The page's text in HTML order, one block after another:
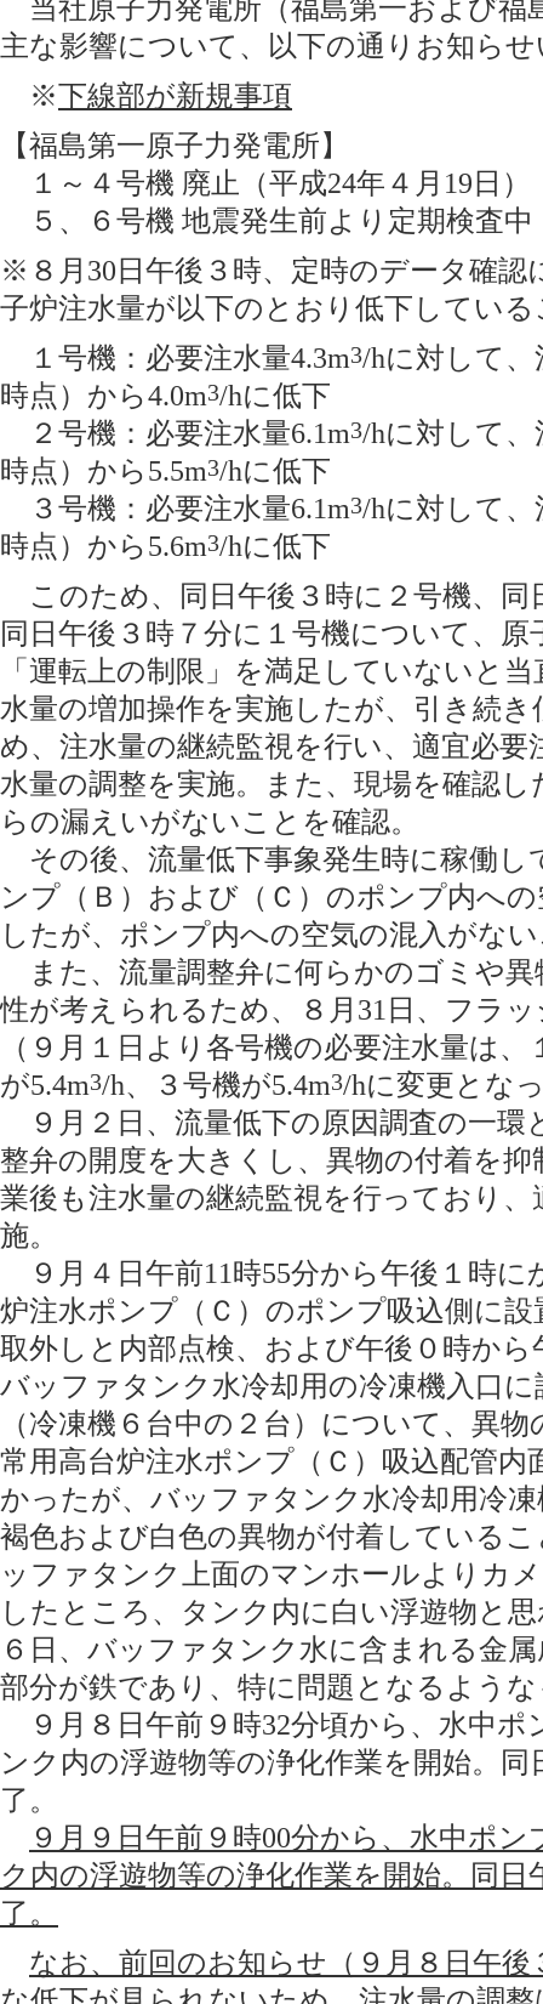
当社原子力発電所（福島第一および福
主な影響について、以下の通りお知ら
※下線部が新規事項
【福島第一原子力発電所】
１～４号機 廃止（平成24年４月19日）
５、６号機 地震発生前より定期検査中
※８月30日午後３時、定時のデータ確認
子炉注水量が以下のとおり低下してい
１号機：必要注水量4.3m3/hに対して、
時点）から4.0m3/hに低下
２号機：必要注水量6.1m3/hに対して、
時点）から5.5m3/hに低下
３号機：必要注水量6.1m3/hに対して、
時点）から5.6m3/hに低下
このため、同日午後３時に２号機、同
同日午後３時７分に１号機について、
「運転上の制限」を満足していないと
水量の増加操作を実施したが、引き続
め、注水量の継続監視を行い、適宜必
水量の調整を実施。また、現場を確認
らの漏えいがないことを確認。
その後、流量低下事象発生時に稼働し
ンプ（Ｂ）および（Ｃ）のポンプ内へ
したが、ポンプ内への空気の混入がな
また、流量調整弁に何らかのゴミや異
性が考えられるため、８月31日、フラ
（９月１日より各号機の必要注水量は、
が5.4m3/h、３号機が5.4m3/hに変更とな
９月２日、流量低下の原因調査の一環
整弁の開度を大きくし、異物の付着を
業後も注水量の継続監視を行っており
施。
９月４日午前11時55分から午後１時に
炉注水ポンプ（Ｃ）のポンプ吸込側に
取外しと内部点検、および午後０時か
バッファタンク水冷却用の冷凍機入口
（冷凍機６台中の２台）について、異
常用高台炉注水ポンプ（Ｃ）吸込配管
かったが、バッファタンク水冷却用冷
褐色および白色の異物が付着している
ッファタンク上面のマンホールよりカ
したところ、タンク内に白い浮遊物と
６日、バッファタンク水に含まれる金
部分が鉄であり、特に問題となるよう
９月８日午前９時32分頃から、水中
ンク内の浮遊物等の浄化作業を開始。同
了。
９月９日午前９時00分から、水中ポ
ク内の浮遊物等の浄化作業を開始。同日
了。
なお、前回のお知らせ（９月８日午